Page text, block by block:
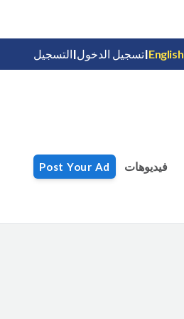
English
|تسجيل الدخول|التسجيل
فيديوهات Post Your Ad